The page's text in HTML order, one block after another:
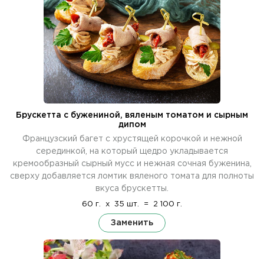
Брускетта с бужениной, вяленым томатом и сырным
дипом
Французский багет с хрустящей корочкой и нежной
серединкой, на который щедро укладывается
кремообразный сырный мусс и нежная сочная буженина,
сверху добавляется ломтик вяленого томата для полноты
вкуса брускетты.
60 г. x 35 шт. = 2 100 г.
Заменить